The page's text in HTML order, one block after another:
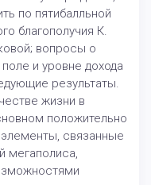
по пятибалльной
благополучия К.
вопросы о
и уровне дохода
результаты.
жизни в
положительно
связанные
мегаполиса,